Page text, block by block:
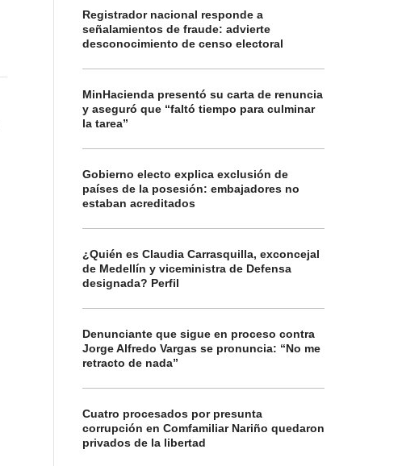
Registrador nacional responde a
señalamientos de fraude: advierte
desconocimiento de censo electoral
MinHacienda presentó su carta de renuncia
y aseguró que “faltó tiempo para culminar
la tarea”
Gobierno electo explica exclusión de
países de la posesión: embajadores no
estaban acreditados
¿Quién es Claudia Carrasquilla, exconcejal
de Medellín y viceministra de Defensa
designada? Perfil
Denunciante que sigue en proceso contra
Jorge Alfredo Vargas se pronuncia: “No me
retracto de nada”
Cuatro procesados por presunta
corrupción en Comfamiliar Nariño quedaron
privados de la libertad